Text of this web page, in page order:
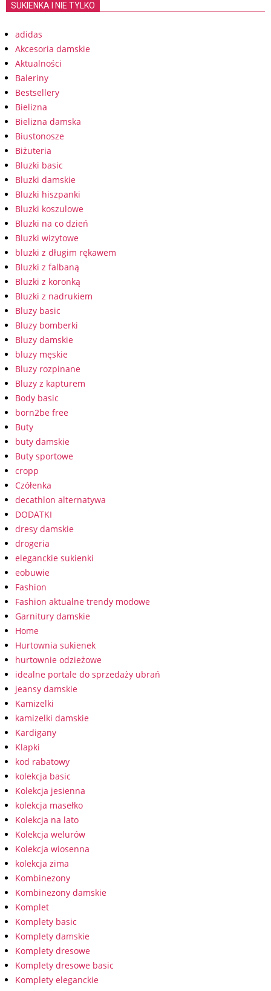
SUKIENKA I NIE TYLKO
adidas
Akcesoria damskie
Aktualności
Baleriny
Bestsellery
Bielizna
Bielizna damska
Biustonosze
Biżuteria
Bluzki basic
Bluzki damskie
Bluzki hiszpanki
Bluzki koszulowe
Bluzki na co dzień
Bluzki wizytowe
bluzki z długim rękawem
Bluzki z falbaną
Bluzki z koronką
Bluzki z nadrukiem
Bluzy basic
Bluzy bomberki
Bluzy damskie
bluzy męskie
Bluzy rozpinane
Bluzy z kapturem
Body basic
born2be free
Buty
buty damskie
Buty sportowe
cropp
Czółenka
decathlon alternatywa
DODATKI
dresy damskie
drogeria
eleganckie sukienki
eobuwie
Fashion
Fashion aktualne trendy modowe
Garnitury damskie
Home
Hurtownia sukienek
hurtownie odzieżowe
idealne portale do sprzedaży ubrań
jeansy damskie
Kamizelki
kamizelki damskie
Kardigany
Klapki
kod rabatowy
kolekcja basic
Kolekcja jesienna
kolekcja masełko
Kolekcja na lato
Kolekcja welurów
Kolekcja wiosenna
kolekcja zima
Kombinezony
Kombinezony damskie
Komplet
Komplety basic
Komplety damskie
Komplety dresowe
Komplety dresowe basic
Komplety eleganckie